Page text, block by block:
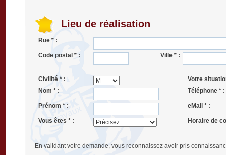
Lieu de réalisation
Rue * :
Code postal * : Ville * :
Civilité * :
Votre
Nom * :
Téléphone * :
Prénom * : eMail * :
Vous êtes * : Horaire de
En validant votre demande, vous reconnaissez avoir pris